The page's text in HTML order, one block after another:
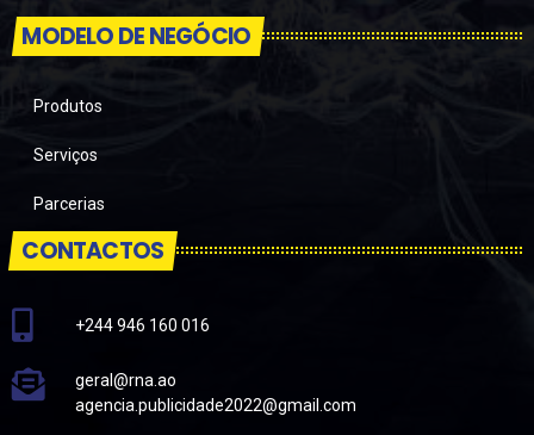
MODELO DE NEGÓCIO
Produtos
Serviços
Parcerias
CONTACTOS
+244 946 160 016
geral@rna.ao
agencia.publicidade2022@gmail.com